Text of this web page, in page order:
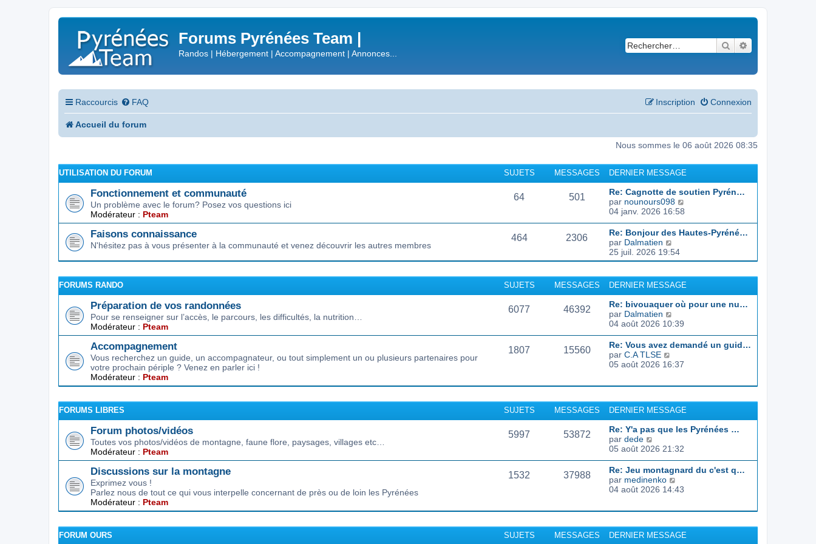
Forums Pyrénées Team |
Randos | Hébergement | Accompagnement | Annonces...
Rechercher
Raccourcis FAQ Connexion
Inscription
Accueil du forum
Nous sommes le 06 août 2026 08:35
UTILISATION DU FORUM SUJETS MESSAGES DERNIER MESSAGE
Fonctionnement et communauté
Un problème avec le forum? Posez vos questions ici
Modérateur : Pteam
64 501
Re: Cagnotte de soutien Pyrén…
par nounours098
s
t
r
l
e
d
n
i
e
s
a
e
04 janv. 2026 16:58
Faisons connaissance
N'hésitez pas à vous présenter à la communauté et venez découvrir les autres membres
464 2306
Re: Bonjour des Hautes-Pyréné…
par Dalmatien
o
n
u
l
e
r
l
e
d
r
i
r
e
s
e
25 juil. 2026 19:54
FORUMS RANDO SUJETS MESSAGES DERNIER MESSAGE
Préparation de vos randonnées
Pour se renseigner sur l’accès, le parcours, les difficultés, la nutrition…
Modérateur : Pteam
6077 46392
Re: bivouaquer où pour une nu…
par Dalmatien
o
s
l
l
e
d
e
n
i
e
r
m
a
g
04 août 2026 10:39
Accompagnement
Vous recherchez un guide, un accompagnateur, ou tout simplement un ou plusieurs partenaires pour
votre prochain périple ? Venez en parler ici !
Modérateur : Pteam
1807 15560
Re: Vous avez demandé un guid…
par C.A TLSE
o
l
t
e
r
e
d
e
r
n
e
m
e
05 août 2026 16:37
FORUMS LIBRES SUJETS MESSAGES DERNIER MESSAGE
Forum photos/vidéos
Toutes vos photos/vidéos de montagne, faune flore, paysages, villages etc…
Modérateur : Pteam
5997 53872
Re: Y'a pas que les Pyrénées …
par dede
o
s
u
l
l
e
05 août 2026 21:32
Discussions sur la montagne
Exprimez vous !
Parlez nous de tout ce qui vous interpelle concernant de près ou de loin les Pyrénées
Modérateur : Pteam
1532 37988
Re: Jeu montagnard du c'est q…
par medinenko
o
l
t
04 août 2026 14:43
FORUM OURS SUJETS MESSAGES DERNIER MESSAGE